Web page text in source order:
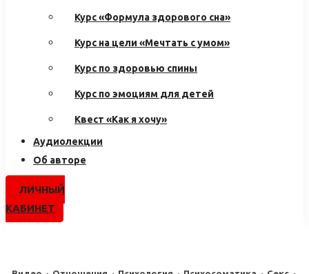
Курс «Формула здорового сна»
Курс на цели «Мечтать с умом»
Курс по здоровью спины
Курс по эмоциям для детей
Квест «Как я хочу»
Аудиолекции
Об авторе
ЛИЧНЫЙ
КАБИНЕТ